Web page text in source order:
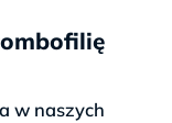
w naszych